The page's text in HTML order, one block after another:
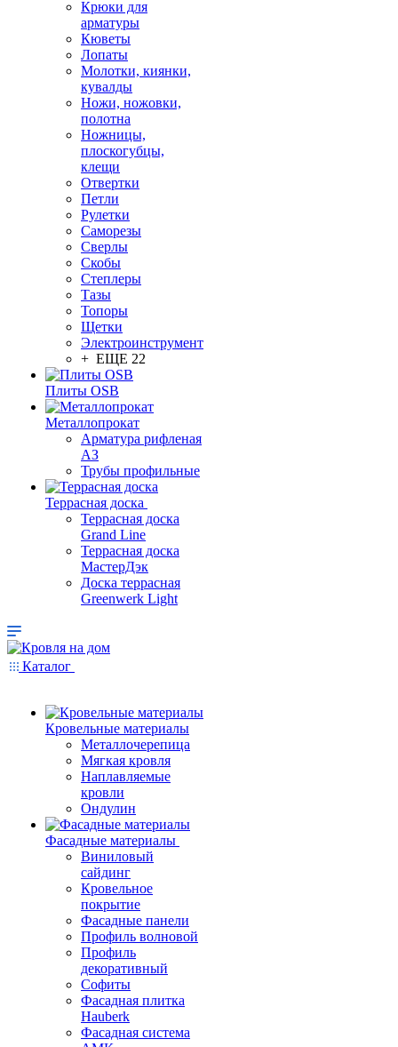
Крюки для
арматуры
Кюветы
Лопаты
Молотки, киянки,
кувалды
Ножи, ножовки,
полотна
Ножницы,
плоскогубцы,
клещи
Отвертки
Петли
Рулетки
Саморезы
Сверлы
Скобы
Степлеры
Тазы
Топоры
Щетки
Электроинструмент
+ ЕЩЕ 22
Плиты OSB
Металлопрокат
Арматура рифленая
АЗ
Трубы профильные
Террасная доска
Террасная доска
Grand Line
Террасная доска
МастерДэк
Доска террасная
Greenwerk Light
Каталог
Кровельные материалы
Металлочерепица
Мягкая кровля
Наплавляемые
кровли
Ондулин
Фасадные материалы
Виниловый
сайдинг
Кровельное
покрытие
Фасадные панели
Профиль волновой
Профиль
декоративный
Софиты
Фасадная плитка
Hauberk
Фасадная система